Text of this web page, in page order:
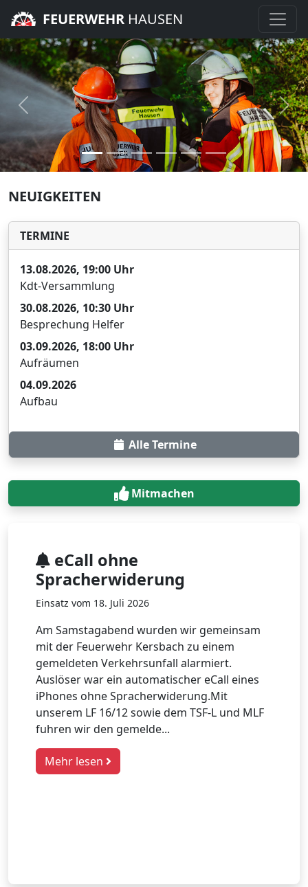
FEUERWEHRHAUSEN
Zurück
NEUIGKEITEN
TERMINE
13.08.2026, 19:00 Uhr
Kdt-Versammlung
30.08.2026, 10:30 Uhr
Besprechung Helfer
03.09.2026, 18:00 Uhr
Aufräumen
04.09.2026
Aufbau
Alle Termine
Mitmachen
eCall ohne
Spracherwiderung
Einsatz vom 18. Juli 2026
Am Samstagabend wurden wir gemeinsam
mit der Feuerwehr Kersbach zu einem
gemeldeten Verkehrsunfall alarmiert.
Auslöser war ein automatischer eCall eines
iPhones ohne Spracherwiderung.Mit
unserem LF 16/12 sowie dem TSF-L und MLF
fuhren wir den gemelde...
Mehr lesen